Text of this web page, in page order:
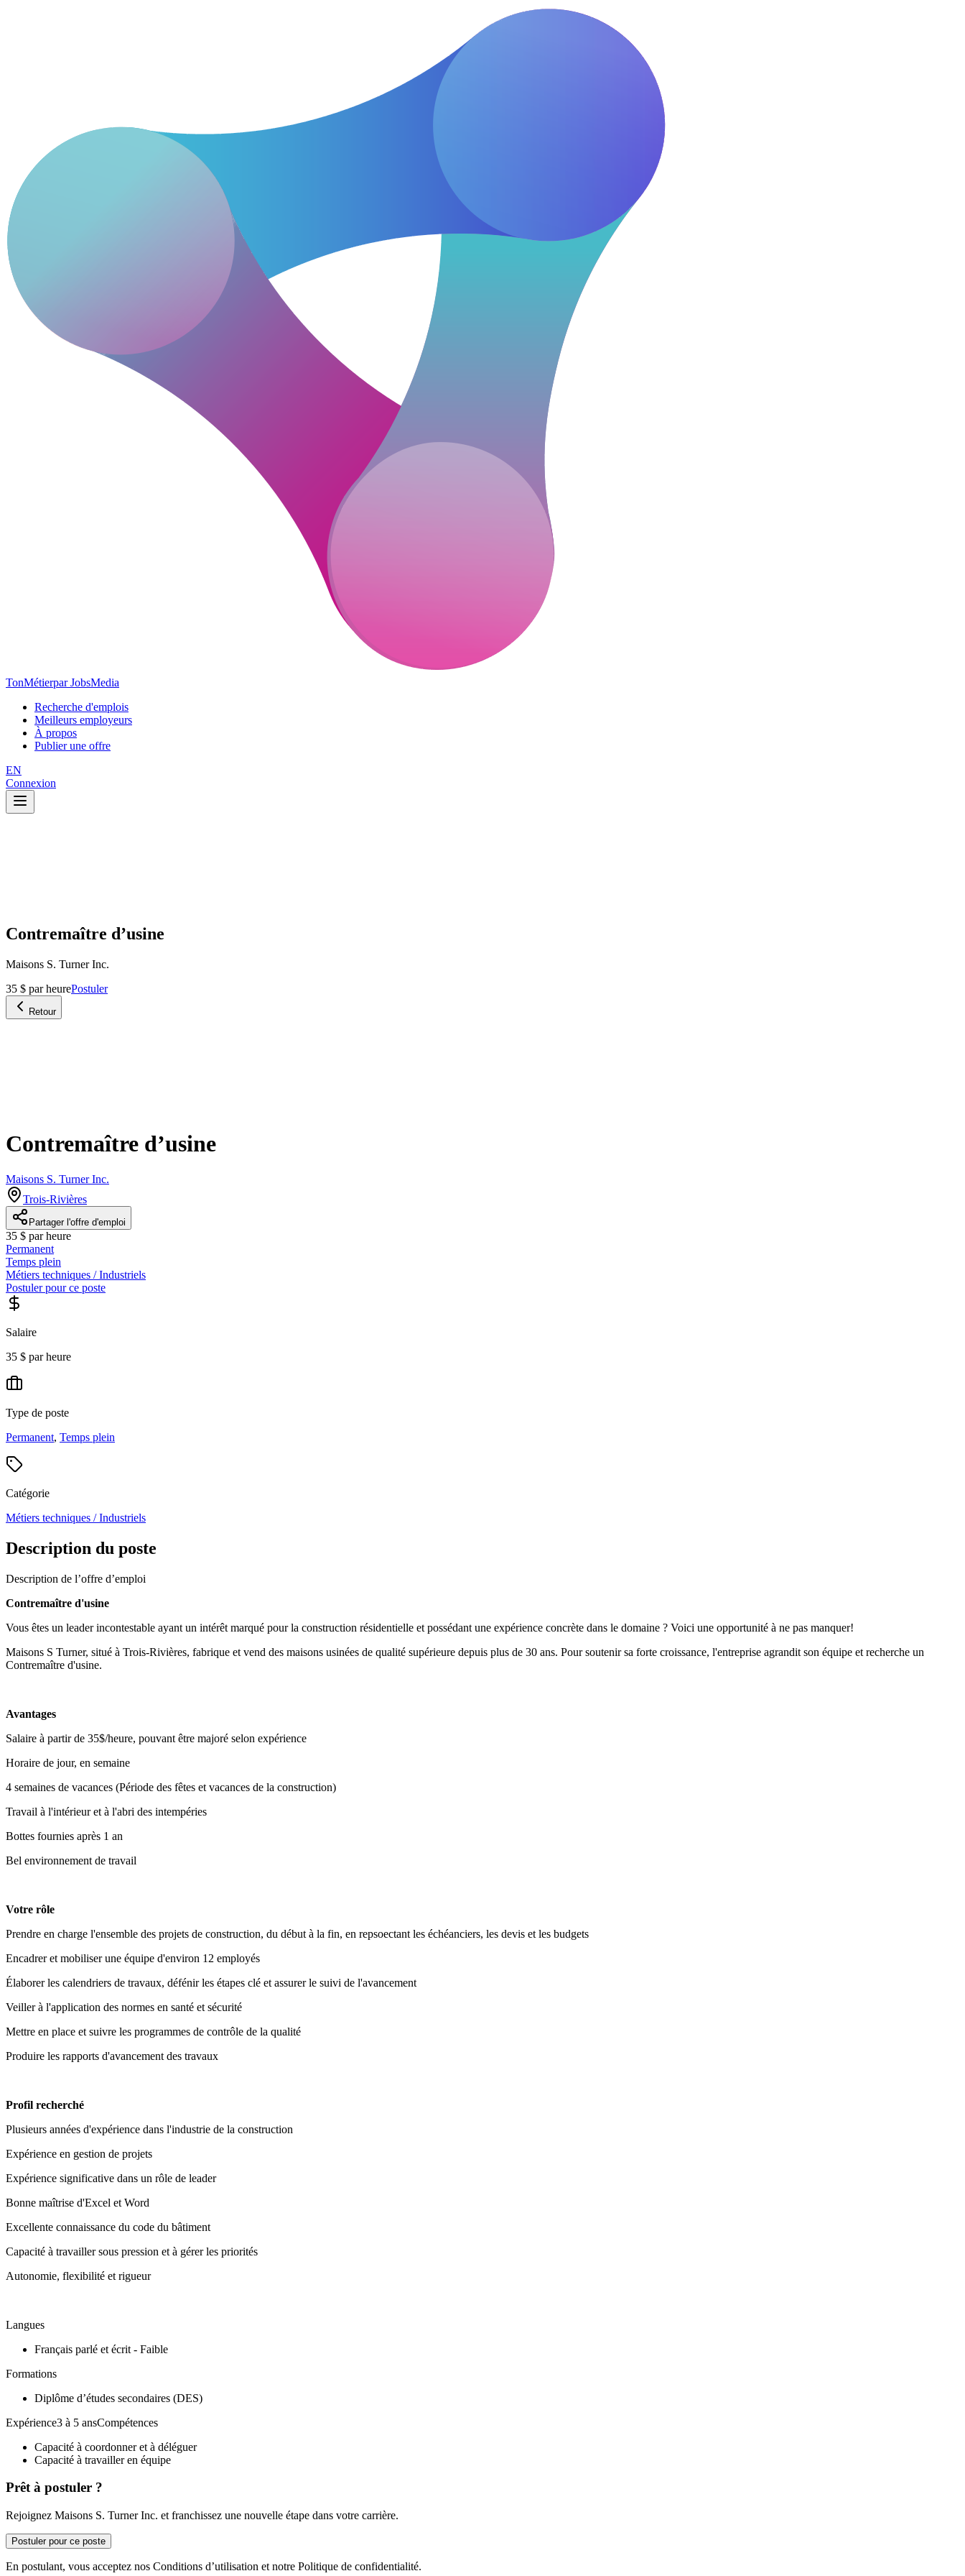
TonMétierpar JobsMedia
Recherche d'emplois
Meilleurs employeurs
À propos
Publier une offre
EN
Connexion
Contremaître d’usine
Maisons S. Turner Inc.
35 $ par heurePostuler
Retour
Contremaître d’usine
Maisons S. Turner Inc.
Trois-Rivières
Partager l'offre d'emploi
35 $ par heure
Permanent
Temps plein
Métiers techniques / Industriels
Postuler pour ce poste
Salaire
35 $ par heure
Type de poste
Permanent, Temps plein
Catégorie
Métiers techniques / Industriels
Description du poste
Description de l’offre d’emploi
Contremaître d'usine
Vous êtes un leader incontestable ayant un intérêt marqué pour la construction résidentielle et possédant une expérience concrète dans le domaine ? Voici une opportunité à ne pas manquer!
Maisons S Turner, situé à Trois-Rivières, fabrique et vend des maisons usinées de qualité supérieure depuis plus de 30 ans. Pour soutenir sa forte croissance, l'entreprise agrandit son équipe et recherche un
Contremaître d'usine.
Avantages
Salaire à partir de 35$/heure, pouvant être majoré selon expérience
Horaire de jour, en semaine
4 semaines de vacances (Période des fêtes et vacances de la construction)
Travail à l'intérieur et à l'abri des intempéries
Bottes fournies après 1 an
Bel environnement de travail
Votre rôle
Prendre en charge l'ensemble des projets de construction, du début à la fin, en repsoectant les échéanciers, les devis et les budgets
Encadrer et mobiliser une équipe d'environ 12 employés
Élaborer les calendriers de travaux, défénir les étapes clé et assurer le suivi de l'avancement
Veiller à l'application des normes en santé et sécurité
Mettre en place et suivre les programmes de contrôle de la qualité
Produire les rapports d'avancement des travaux
Profil recherché
Plusieurs années d'expérience dans l'industrie de la construction
Expérience en gestion de projets
Expérience significative dans un rôle de leader
Bonne maîtrise d'Excel et Word
Excellente connaissance du code du bâtiment
Capacité à travailler sous pression et à gérer les priorités
Autonomie, flexibilité et rigueur
Langues
Français parlé et écrit - Faible
Formations
Diplôme d’études secondaires (DES)
Expérience3 à 5 ansCompétences
Capacité à coordonner et à déléguer
Capacité à travailler en équipe
Prêt à postuler ?
Rejoignez Maisons S. Turner Inc. et franchissez une nouvelle étape dans votre carrière.
Postuler pour ce poste
En postulant, vous acceptez nos Conditions d’utilisation et notre Politique de confidentialité.